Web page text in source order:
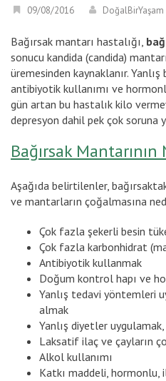
09/08/2016 DoğalBirYaşam
Bağırsak mantarı hastalığı,
sonucu kandida (candida)
üremesinden kaynaklanır. Yanlış
antibiyotik kullanımı ve
gün artan bu hastalık kilo
depresyon dahil pek çok soruna
Bağırsak
Aşağıda belirtilenler,
ve mantarların çoğalmasına
Çok fazla şekerli besin
Çok fazla karbonhidrat
Antibiyotik kullanmak
Doğum kontrol hapı ve
Yanlış tedavi yöntemleri
almak
Yanlış diyetler
Laksatif ilaç ve çayların
Alkol kullanımı
Katkı maddeli, hormonlu,